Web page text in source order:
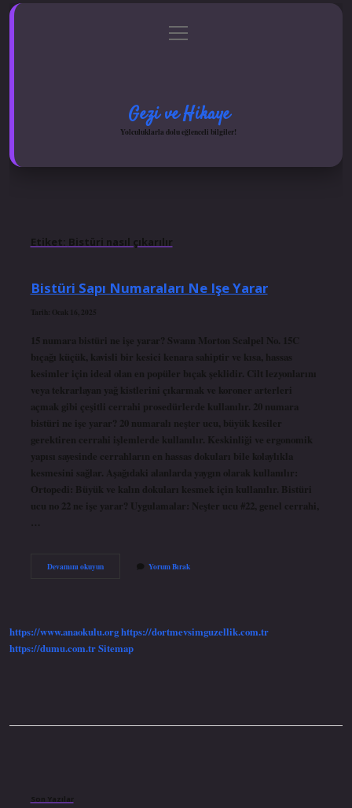
Gizlilik Politikası
menüyü
aç
Gezi ve Hikaye
Yolculuklarla dolu eğlenceli bilgiler!
Etiket: Bistüri nasıl çıkarılır
Bistüri Sapı Numaraları Ne Işe Yarar
Tarih: Ocak 16, 2025
15 numara bistüri ne işe yarar? Swann Morton Scalpel No. 15C
bıçağı küçük, kavisli bir kesici kenara sahiptir ve kısa, hassas
kesimler için ideal olan en popüler bıçak şeklidir. Cilt lezyonlarını
veya tekrarlayan yağ kistlerini çıkarmak ve koroner arterleri
açmak gibi çeşitli cerrahi prosedürlerde kullanılır. 20 numara
bistüri ne işe yarar? 20 numaralı neşter ucu, büyük kesiler
gerektiren cerrahi işlemlerde kullanılır. Keskinliği ve ergonomik
yapısı sayesinde cerrahların en hassas dokuları bile kolaylıkla
kesmesini sağlar. Aşağıdaki alanlarda yaygın olarak kullanılır:
Ortopedi: Büyük ve kalın dokuları kesmek için kullanılır. Bistüri
ucu no 22 ne işe yarar? Uygulamalar: Neşter ucu #22, genel cerrahi,
…
Devamını okuyunBistüri
Yorum Bırak
https://www.anaokulu.orghttps://dortmevsimguzellik.com.tr
https://dumu.com.trSitemap
Son Yazılar